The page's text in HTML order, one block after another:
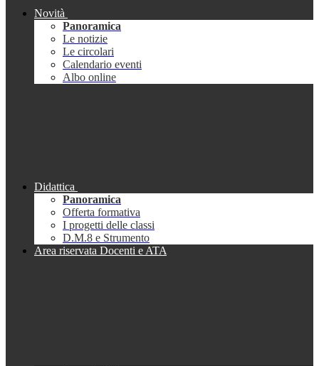
Novità
Panoramica
Le notizie
Le circolari
Calendario eventi
Albo online
Didattica
Panoramica
Offerta formativa
I progetti delle classi
D.M.8 e Strumento
Area riservata Docenti e ATA